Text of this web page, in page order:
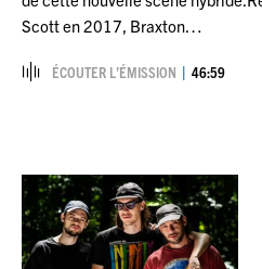
Scott en 2017, Braxton…
ÉCOUTER L’ÉMISSION 46:59